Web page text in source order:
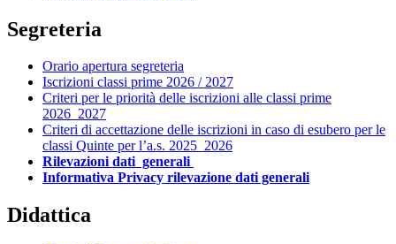
Segreteria
Orario apertura segreteria
Iscrizioni classi prime 2026 / 2027
Criteri per le priorità delle iscrizioni alle classi prime
2026_2027
Criteri di accettazione delle iscrizioni in caso di esubero per le
classi Quinte per l’a.s. 2025_2026
Rilevazioni dati generali
Informativa Privacy rilevazione dati generali
Didattica